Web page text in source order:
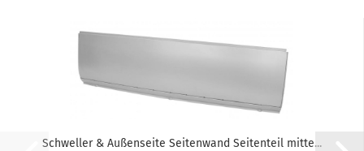
Schweller & Außenseite Seitenwand Seitenteil mitte...